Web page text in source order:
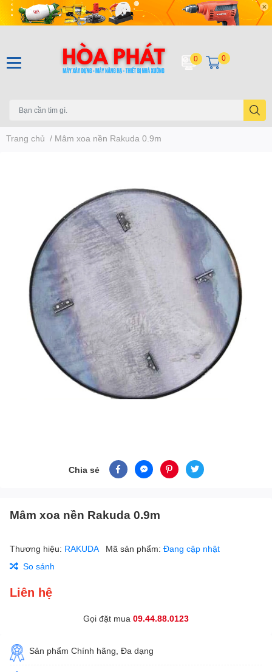
0 0
Trang chủ / Mâm xoa nền Rakuda 0.9m
Chia sẻ
Mâm xoa nền Rakuda 0.9m
Thương hiệu: RAKUDA Mã sản phẩm: Đang cập nhật
So sánh
Liên hệ
Gọi đặt mua 09.44.88.0123
Sản phẩm Chính hãng, Đa dạng